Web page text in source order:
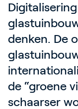
denken. De
de “groene
schaarser